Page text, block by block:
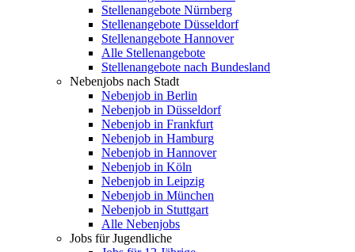
Stellenangebote Nürnberg
Stellenangebote Düsseldorf
Stellenangebote Hannover
Alle Stellenangebote
Stellenangebote nach Bundesland
Nebenjobs nach Stadt
Nebenjob in Berlin
Nebenjob in Düsseldorf
Nebenjob in Frankfurt
Nebenjob in Hamburg
Nebenjob in Hannover
Nebenjob in Köln
Nebenjob in Leipzig
Nebenjob in München
Nebenjob in Stuttgart
Alle Nebenjobs
Jobs für Jugendliche